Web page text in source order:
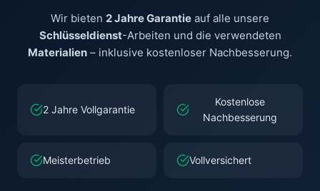
Wir bieten 2 Jahre Garantie auf alle unsere
Schlüsseldienst-Arbeiten und die verwendeten
Materialien – inklusive kostenloser Nachbesserung.
2 Jahre Vollgarantie
Kostenlose
Nachbesserung
Meisterbetrieb Vollversichert